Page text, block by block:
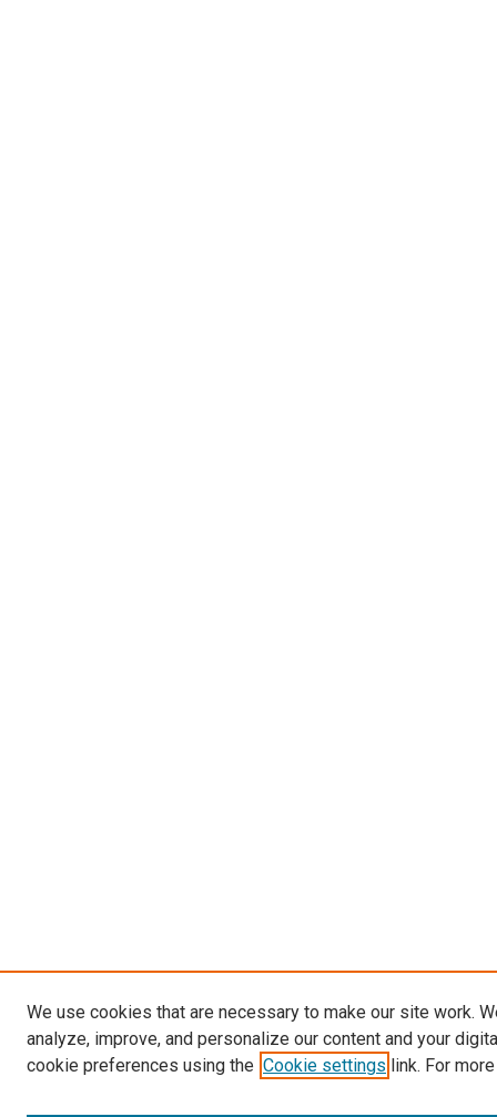
We use cookies that are necessary to make our site work.
analyze, improve, and personalize our content and your
cookie preferences using the Cookie settings link. For